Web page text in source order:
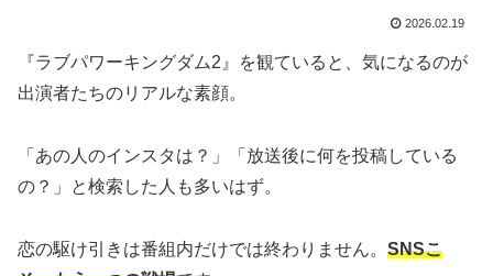
2026.02.19
『ラブパワーキングダム2』を観ていると、気になるのが
出演者たちのリアルな素顔。
「あの人のインスタは？」「放送後に何を投稿している
の？」と検索した人も多いはず。
恋の駆け引きは番組内だけでは終わりません。 SNSこ